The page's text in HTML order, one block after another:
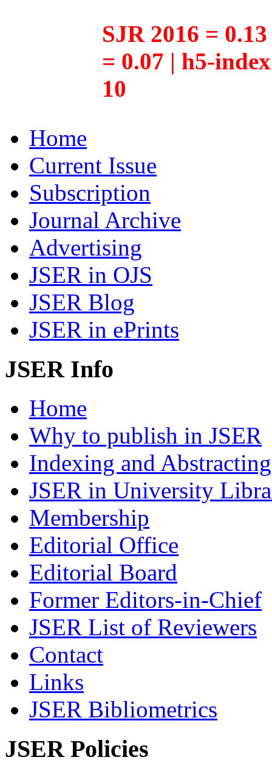
SJR 2016 =
= 0.07 | h5-
10
Home
Current Issue
Subscription
Journal Archive
Advertising
JSER in OJS
JSER Blog
JSER in ePrints
JSER Info
Home
Why to publish in JSER
Indexing and Abstracting
JSER in University
Membership
Editorial Office
Editorial Board
Former Editors-in-Chief
JSER List of Reviewers
Contact
Links
JSER Bibliometrics
JSER Policies